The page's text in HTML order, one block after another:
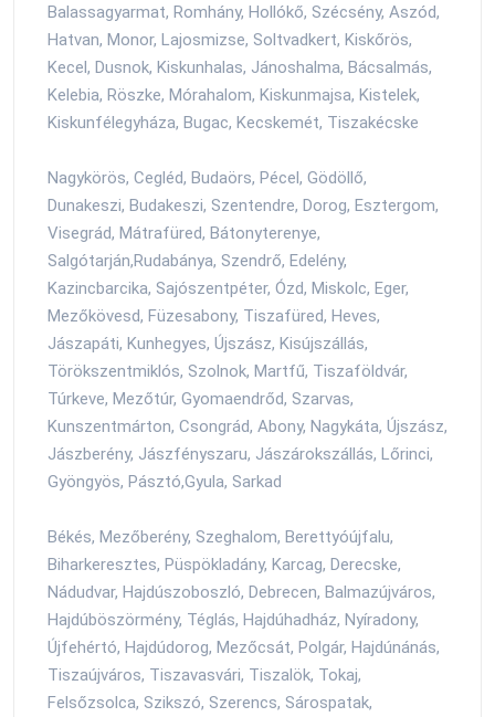
Balassagyarmat, Romhány, Hollókő, Szécsény, Aszód,
Hatvan, Monor, Lajosmizse, Soltvadkert, Kiskőrös,
Kecel, Dusnok, Kiskunhalas, Jánoshalma, Bácsalmás,
Kelebia, Röszke, Mórahalom, Kiskunmajsa, Kistelek,
Kiskunfélegyháza, Bugac, Kecskemét, Tiszakécske
Nagykörös, Cegléd, Budaörs, Pécel, Gödöllő,
Dunakeszi, Budakeszi, Szentendre, Dorog, Esztergom,
Visegrád, Mátrafüred, Bátonyterenye,
Salgótarján,Rudabánya, Szendrő, Edelény,
Kazincbarcika, Sajószentpéter, Ózd, Miskolc, Eger,
Mezőkövesd, Füzesabony, Tiszafüred, Heves,
Jászapáti, Kunhegyes, Újszász, Kisújszállás,
Törökszentmiklós, Szolnok, Martfű, Tiszaföldvár,
Túrkeve, Mezőtúr, Gyomaendrőd, Szarvas,
Kunszentmárton, Csongrád, Abony, Nagykáta, Újszász,
Jászberény, Jászfényszaru, Jászárokszállás, Lőrinci,
Gyöngyös, Pásztó,Gyula, Sarkad
Békés, Mezőberény, Szeghalom, Berettyóújfalu,
Biharkeresztes, Püspökladány, Karcag, Derecske,
Nádudvar, Hajdúszoboszló, Debrecen, Balmazújváros,
Hajdúböszörmény, Téglás, Hajdúhadház, Nyíradony,
Újfehértó, Hajdúdorog, Mezőcsát, Polgár, Hajdúnánás,
Tiszaújváros, Tiszavasvári, Tiszalök, Tokaj,
Felsőzsolca, Szikszó, Szerencs, Sárospatak,